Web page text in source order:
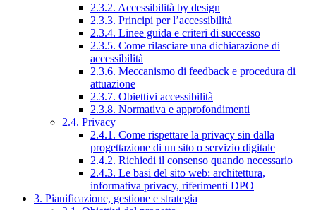
2.3.2. Accessibilità by design
2.3.3. Principi per l’accessibilità
2.3.4. Linee guida e criteri di successo
2.3.5. Come rilasciare una dichiarazione di
accessibilità
2.3.6. Meccanismo di feedback e procedura di
attuazione
2.3.7. Obiettivi accessibilità
2.3.8. Normativa e approfondimenti
2.4. Privacy
2.4.1. Come rispettare la privacy sin dalla
progettazione di un sito o servizio digitale
2.4.2. Richiedi il consenso quando necessario
2.4.3. Le basi del sito web: architettura,
informativa privacy, riferimenti DPO
3. Pianificazione, gestione e strategia